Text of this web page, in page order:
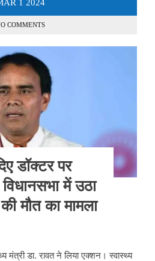
1 2024
COMMENTS
डॉक्टर पर
विधानसभा में उठा
मौत का मामला
मंत्री डा. रावत ने लिया एक्शन। स्वास्थ्य